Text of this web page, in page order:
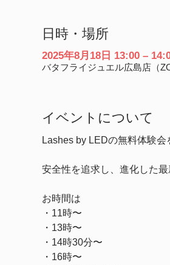
日時・場所
2025年8月18日 13:00 –
バタフライジュエル広島店（
イベントについて
Lashes by LEDの無料体験会
安全性を追求し、進化した
お時間は
・11時〜
・13時〜
・14時30分〜
・16時〜